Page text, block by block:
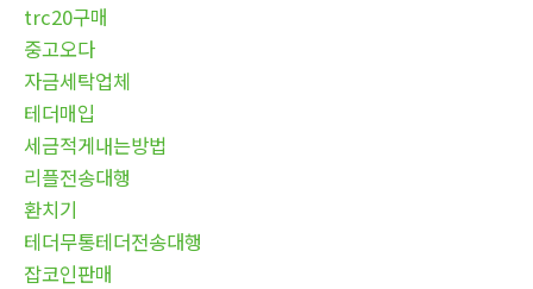
trc20구매
중고오다
자금세탁업체
테더매입
세금적게내는방법
리플전송대행
환치기
테더무통테더전송대행
잡코인판매